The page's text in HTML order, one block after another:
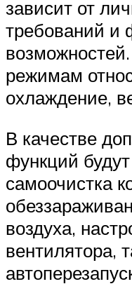
зависит от
требований и
режимам
охлаждение,
В качестве
функций
самоочистка
воздуха,
вентилятора,